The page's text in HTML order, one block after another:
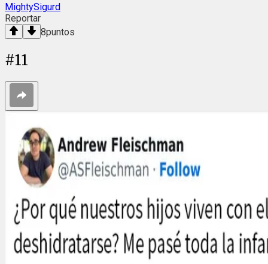
MightySigurd
Reportar
8puntos
#11